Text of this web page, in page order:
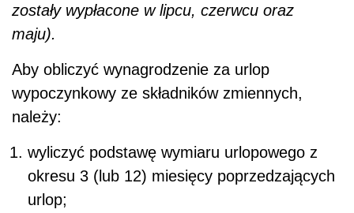
zostały wypłacone w lipcu, czerwcu oraz
maju).
Aby obliczyć wynagrodzenie za urlop
wypoczynkowy ze składników zmiennych,
należy:
wyliczyć podstawę wymiaru urlopowego z
okresu 3 (lub 12) miesięcy poprzedzających
urlop;